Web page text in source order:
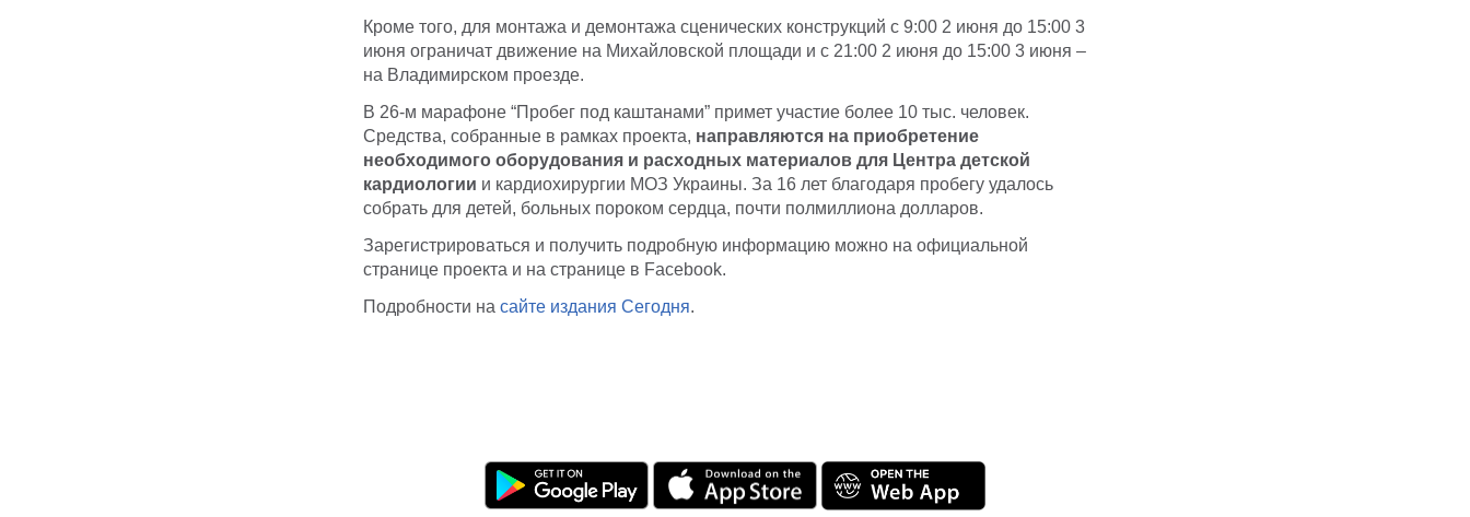
Кроме того, для монтажа и демонтажа сценических конструкций с 9:00 2 июня до 15:00 3
июня ограничат движение на Михайловской площади и с 21:00 2 июня до 15:00 3 июня –
на Владимирском проезде.
В 26-м марафоне “Пробег под каштанами” примет участие более 10 тыс. человек.
Средства, собранные в рамках проекта, направляются на приобретение
необходимого оборудования и расходных материалов для Центра детской
кардиологии и кардиохирургии МОЗ Украины. За 16 лет благодаря пробегу удалось
собрать для детей, больных пороком сердца, почти полмиллиона долларов.
Зарегистрироваться и получить подробную информацию можно на официальной
странице проекта и на странице в Facebook.
Подробности на сайте издания Сегодня.